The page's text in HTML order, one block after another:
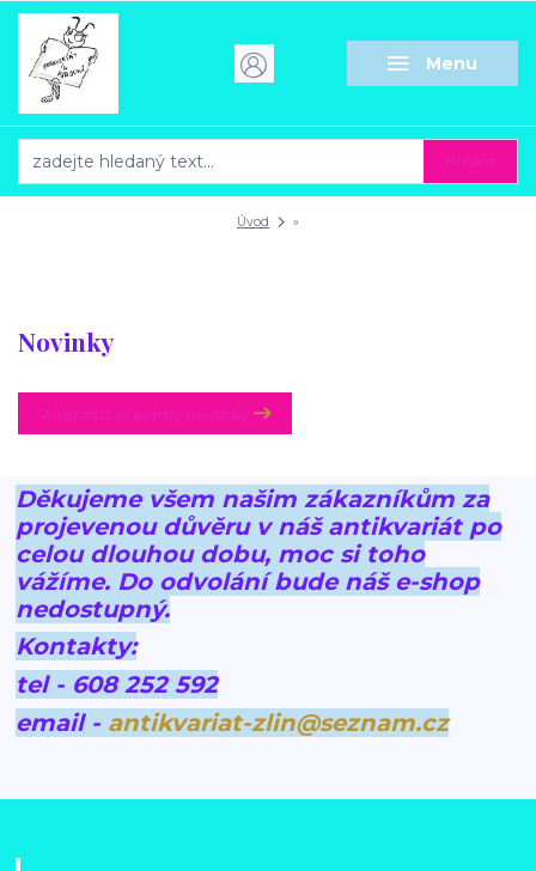
Menu
Úvod »
Novinky
Děkujeme všem našim zákazníkům za
projevenou důvěru v náš antikvariát po
celou dlouhou dobu, moc si toho
vážíme. Do odvolání bude náš e-shop
nedostupný.
Kontakty:
tel - 608 252 592
email - antikvariat-zlin@seznam.cz